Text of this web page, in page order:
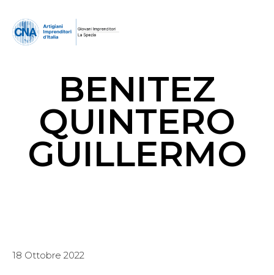
BENITEZ
QUINTERO
GUILLERMO
18 Ottobre 2022